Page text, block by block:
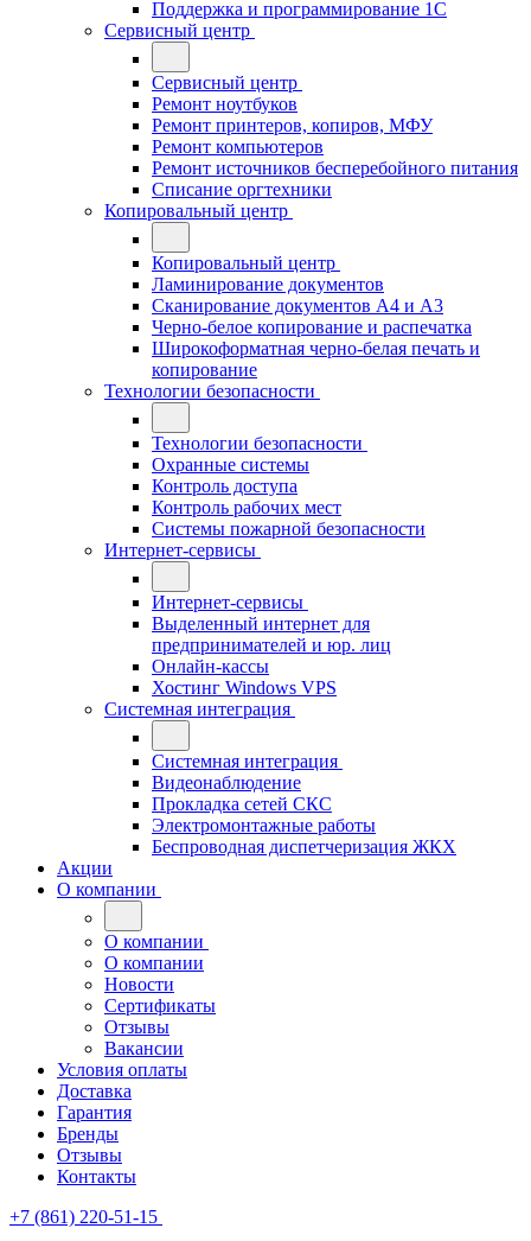
Поддержка и программирование 1С
Сервисный центр
Сервисный центр
Ремонт ноутбуков
Ремонт принтеров, копиров, МФУ
Ремонт компьютеров
Ремонт источников бесперебойного питания
Списание оргтехники
Копировальный центр
Копировальный центр
Ламинирование документов
Сканирование документов А4 и А3
Черно-белое копирование и распечатка
Широкоформатная черно-белая печать и
копирование
Технологии безопасности
Технологии безопасности
Охранные системы
Контроль доступа
Контроль рабочих мест
Системы пожарной безопасности
Интернет-сервисы
Интернет-сервисы
Выделенный интернет для
предпринимателей и юр. лиц
Онлайн-кассы
Хостинг Windows VPS
Системная интеграция
Системная интеграция
Видеонаблюдение
Прокладка сетей СКС
Электромонтажные работы
Беспроводная диспетчеризация ЖКХ
Акции
О компании
О компании
О компании
Новости
Сертификаты
Отзывы
Вакансии
Условия оплаты
Доставка
Гарантия
Бренды
Отзывы
Контакты
+7 (861) 220-51-15